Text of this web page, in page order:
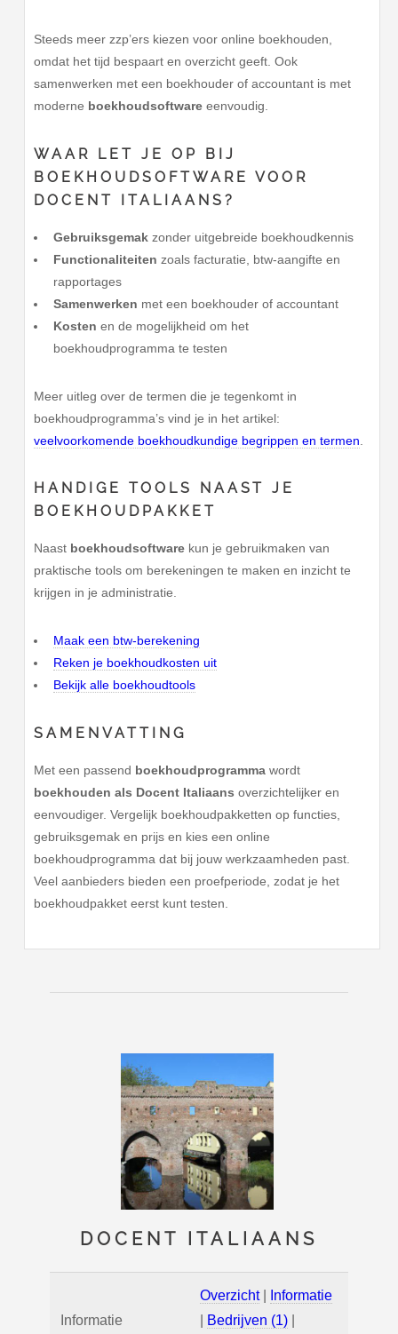
Steeds meer zzp’ers kiezen voor online boekhouden,
omdat het tijd bespaart en overzicht geeft. Ook
samenwerken met een boekhouder of accountant is met
moderne boekhoudsoftware eenvoudig.
WAAR LET JE OP BIJ
BOEKHOUDSOFTWARE VOOR
DOCENT ITALIAANS?
Gebruiksgemakzonder uitgebreide boekhoudkennis
Functionaliteiten zoals facturatie, btw-aangifte en
rapportages
Samenwerken met een boekhouder of accountant
Kosten en de mogelijkheid om het
boekhoudprogramma te testen
Meer uitleg over de termen die je tegenkomt in
boekhoudprogramma’s vind je in het artikel:
veelvoorkomende boekhoudkundige begrippen en termen
HANDIGE TOOLS NAAST JE
BOEKHOUDPAKKET
Naast boekhoudsoftware kun je gebruikmaken van
praktische tools om berekeningen te maken en inzicht te
krijgen in je administratie.
Maak een btw-berekening
Reken je boekhoudkosten uit
Bekijk alle boekhoudtools
SAMENVATTING
Met een passend boekhoudprogramma wordt
boekhouden als Docent Italiaans overzichtelijker en
eenvoudiger. Vergelijk boekhoudpakketten op functies,
gebruiksgemak en prijs en kies een online
boekhoudprogramma dat bij jouw werkzaamheden past.
Veel aanbieders bieden een proefperiode, zodat je het
boekhoudpakket eerst kunt testen.
DOCENT ITALIAANS
Informatie
Overzicht|
Informatie
Bedrijven (1)